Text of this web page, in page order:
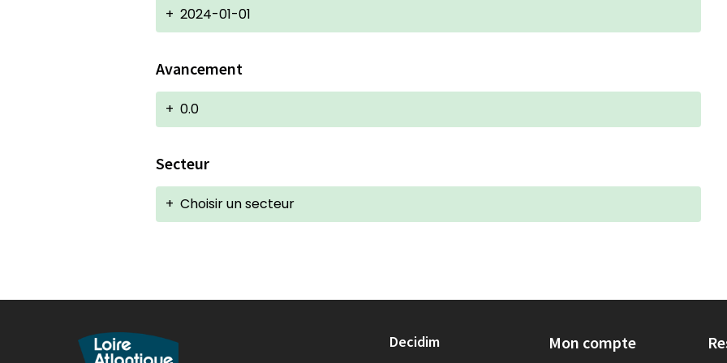
+ 2024-01-01
Avancement
+ 0.0
Secteur
+ Choisir un secteur
Decidim
Mon compte